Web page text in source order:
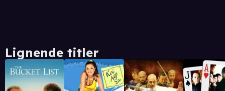
Lignende titler